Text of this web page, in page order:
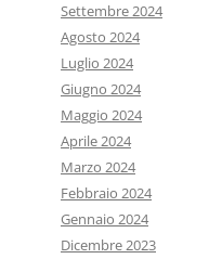
Settembre 2024
Agosto 2024
Luglio 2024
Giugno 2024
Maggio 2024
Aprile 2024
Marzo 2024
Febbraio 2024
Gennaio 2024
Dicembre 2023